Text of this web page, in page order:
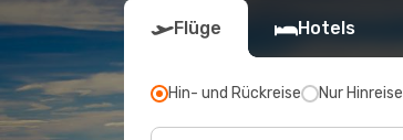
Flüge Hotels
Hin- und Rückreise Nur Hinreise